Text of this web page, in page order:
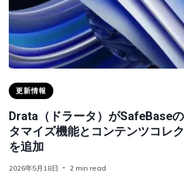
更新情報
Drata（ドラータ）がSafeBase
タマイズ機能とコンテンツコレ
を追加
2026年5月18日 2 min read